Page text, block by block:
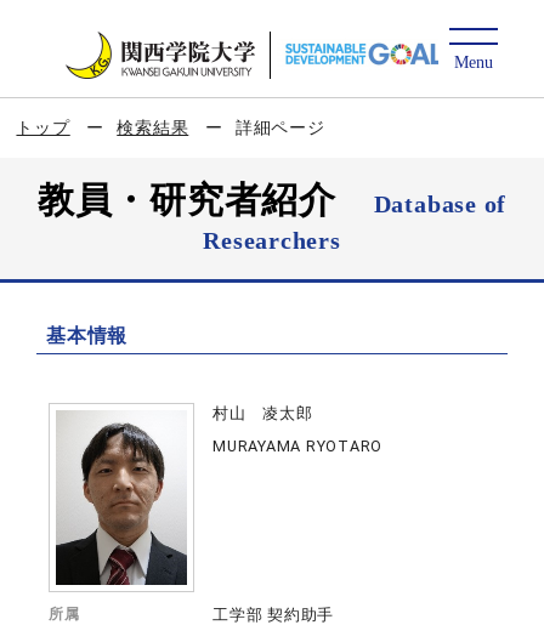
トップ 検索結果 詳細ページ
教員・研究者紹介
Database of
Researchers
基本情報
村山 凌太郎
MURAYAMA RYOTARO
所属 工学部 契約助手